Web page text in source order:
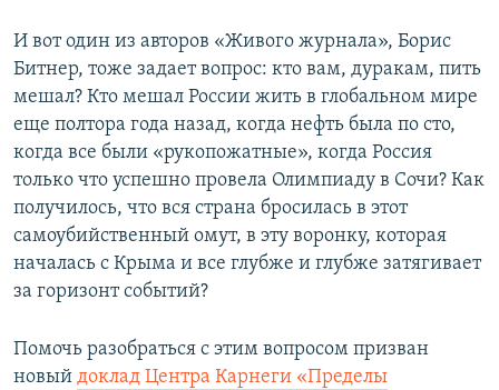
И вот один из авторов «Живого журнала», Борис
Битнер, тоже задает вопрос: кто вам, дуракам, пить
мешал? Кто мешал России жить в глобальном мире
еще полтора года назад, когда нефть была по сто,
когда все были «рукопожатные», когда Россия
только что успешно провела Олимпиаду в Сочи? Как
получилось, что вся страна бросилась в этот
самоубийственный омут, в эту воронку, которая
началась с Крыма и все глубже и глубже затягивает
за горизонт событий?
Помочь разобраться с этим вопросом призван
новый доклад Центра Карнеги «Пределы